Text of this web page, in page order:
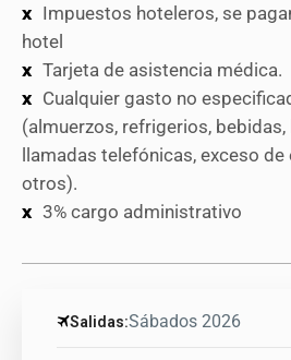
Impuestos hoteleros, se
hotel
Tarjeta de asistencia médica.
Cualquier gasto no
(almuerzos, refrigerios, bebidas,
llamadas telefónicas, exceso de
otros).
3% cargo administrativo
Salidas:Sábados 2026